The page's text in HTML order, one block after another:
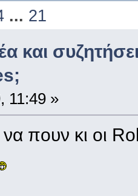
... 21
και
11:49 »
να πουν κι οι